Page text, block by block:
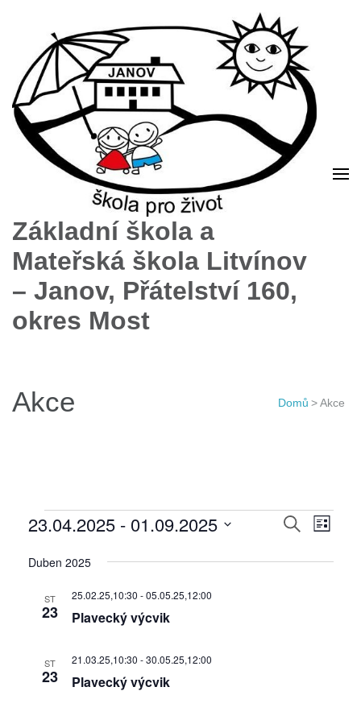
Základní škola a
Mateřská škola Litvínov
– Janov, Přátelství 160,
okres Most
Akce Domů >Akce
Akce
hledání
Hledat
Seznam
23.04.2025 - 01.09.2025
datum.
Duben 2025
ST
23 Plavecký výcvik
25.02.25,10:30 -05.05.25,12:00
ST
23 Plavecký výcvik
21.03.25,10:30 -30.05.25,12:00